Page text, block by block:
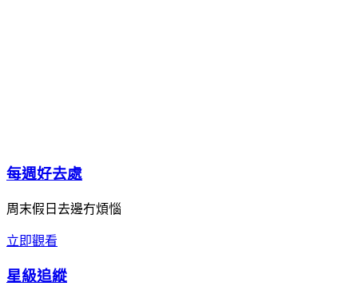
每週好去處
周末假日去邊冇煩惱
立即觀看
星級追縱